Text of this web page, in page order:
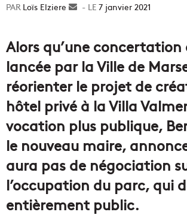
Loïs Elziere
Envoyer7 janvier 2021
Alors qu’une concertation
lancée par la Ville de
réorienter le projet de
hôtel privé à la Villa
vocation plus publique,
le nouveau maire,
aura pas de négociation
l’occupation du parc, qui
entièrement public.